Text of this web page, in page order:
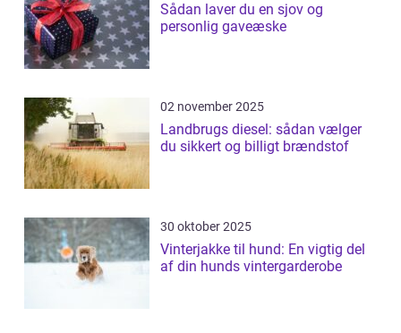
Sådan laver du en sjov og
personlig gaveæske
02 november 2025
Landbrugs diesel: sådan vælger
du sikkert og billigt brændstof
30 oktober 2025
Vinterjakke til hund: En vigtig del
af din hunds vintergarderobe